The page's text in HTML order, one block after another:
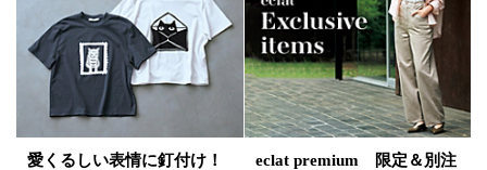
愛くるしい表情に釘付け！
eclat premium 限定＆別注